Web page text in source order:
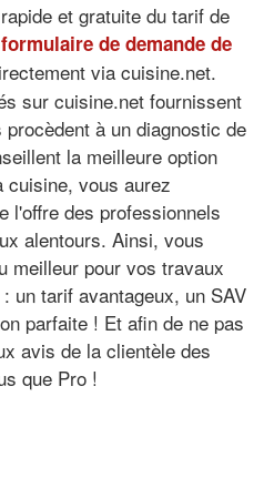
et gratuite du tarif de
de demande de
via cuisine.net.
sur cuisine.net fournissent
à un diagnostic de
la meilleure option
cuisine, vous aurez
l'offre des professionnels
alentours. Ainsi, vous
meilleur pour vos travaux
un tarif avantageux, un SAV
parfaite ! Et afin de ne pas
avis de la clientèle des
que Pro !